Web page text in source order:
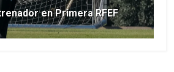
en Primera RFEF